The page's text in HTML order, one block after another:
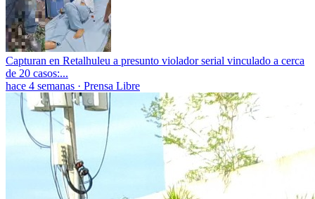
Capturan en Retalhuleu a presunto violador serial vinculado a cerca
de 20 casos:...
hace 4 semanas · Prensa Libre